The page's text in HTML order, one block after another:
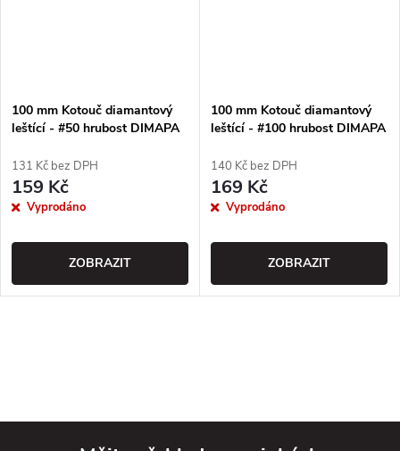
100 mm Kotouč diamantový
leštící - #50 hrubost DIMAPA
131 Kč bez DPH
159 Kč
Vyprodáno
ZOBRAZIT
100 mm Kotouč diamantový
leštící - #100 hrubost DIMAPA
140 Kč bez DPH
169 Kč
Vyprodáno
ZOBRAZIT